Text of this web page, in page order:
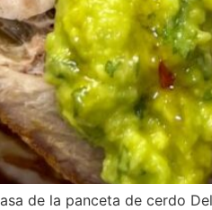
de la panceta de cerdo